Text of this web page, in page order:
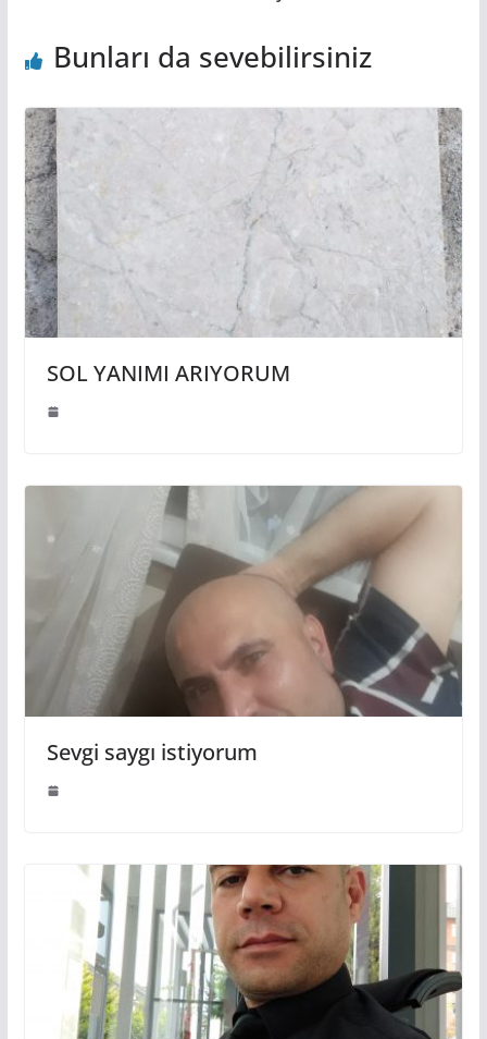
Bunları da sevebilirsiniz
SOL YANIMI ARIYORUM
Sevgi saygı istiyorum